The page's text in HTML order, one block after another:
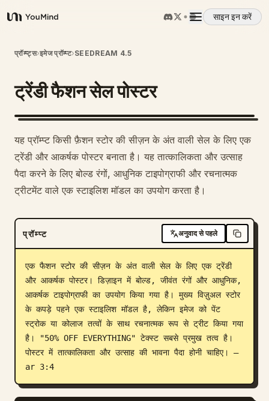
YouMind
साइन इन करें
अवलोकन
उपयोग के मामले
प्रॉम्प्ट
डाउनलोड
ब्लॉग
अपडेट
प्रॉम्प्ट्स›इमेज प्रॉम्प्ट›SEEDREAM 4.5
ट्रेंडी फैशन सेल पोस्टर
यह प्रॉम्प्ट किसी फ़ैशन स्टोर की सीज़न के अंत वाली सेल के लिए एक
ट्रेंडी और आकर्षक पोस्टर बनाता है। यह तात्कालिकता और उत्साह
पैदा करने के लिए बोल्ड रंगों, आधुनिक टाइपोग्राफी और रचनात्मक
ट्रीटमेंट वाले एक स्टाइलिश मॉडल का उपयोग करता है।
प्रॉम्प्ट अनुवाद से पहले
एक फैशन स्टोर की सीज़न के अंत वाली सेल के लिए एक ट्रेंडी
और आकर्षक पोस्टर। डिज़ाइन में बोल्ड, जीवंत रंगों और आधुनिक,
आकर्षक टाइपोग्राफी का उपयोग किया गया है। मुख्य विज़ुअल स्टोर
के कपड़े पहने एक स्टाइलिश मॉडल है, लेकिन इमेज को पेंट
स्ट्रोक या कोलाज तत्वों के साथ रचनात्मक रूप से ट्रीट किया गया
है। "50% OFF EVERYTHING" टेक्स्ट सबसे प्रमुख तत्व है।
पोस्टर में तात्कालिकता और उत्साह की भावना पैदा होनी चाहिए। –
ar 3:4